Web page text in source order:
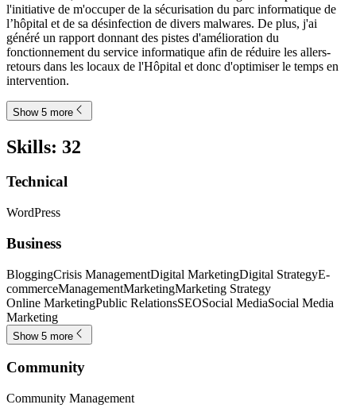
l'initiative de m'occuper de la sécurisation du parc informatique de
l’hôpital et de sa désinfection de divers malwares. De plus, j'ai
généré un rapport donnant des pistes d'amélioration du
fonctionnement du service informatique afin de réduire les allers-
retours dans les locaux de l'Hôpital et donc d'optimiser le temps en
intervention.
Show 5 more
Skills: 32
Technical
WordPress
Business
BloggingCrisis ManagementDigital MarketingDigital StrategyE-
commerceManagementMarketingMarketing Strategy
Online MarketingPublic RelationsSEOSocial MediaSocial Media
Marketing
Show 5 more
Community
Community Management